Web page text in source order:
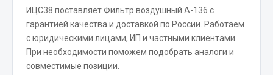
Угольники
Фитинги
Штуцеры
Весь раздел
ИЦС38 поставляет Фильтр воздушный А-136 с
гарантией качества и доставкой по России. Работаем
с юридическими лицами, ИП и частными клиентами.
При необходимости поможем подобрать аналоги и
совместимые позиции.